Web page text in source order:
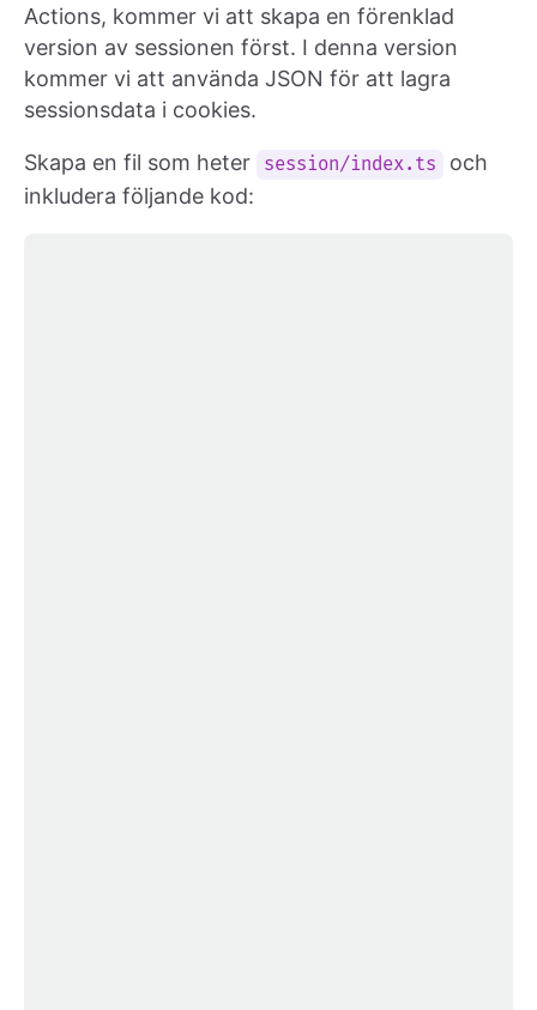
Actions, kommer vi att skapa en förenklad
version av sessionen först. I denna version
kommer vi att använda JSON för att lagra
sessionsdata i cookies.
Skapa en fil som heter session/index.ts
och
inkludera följande kod: